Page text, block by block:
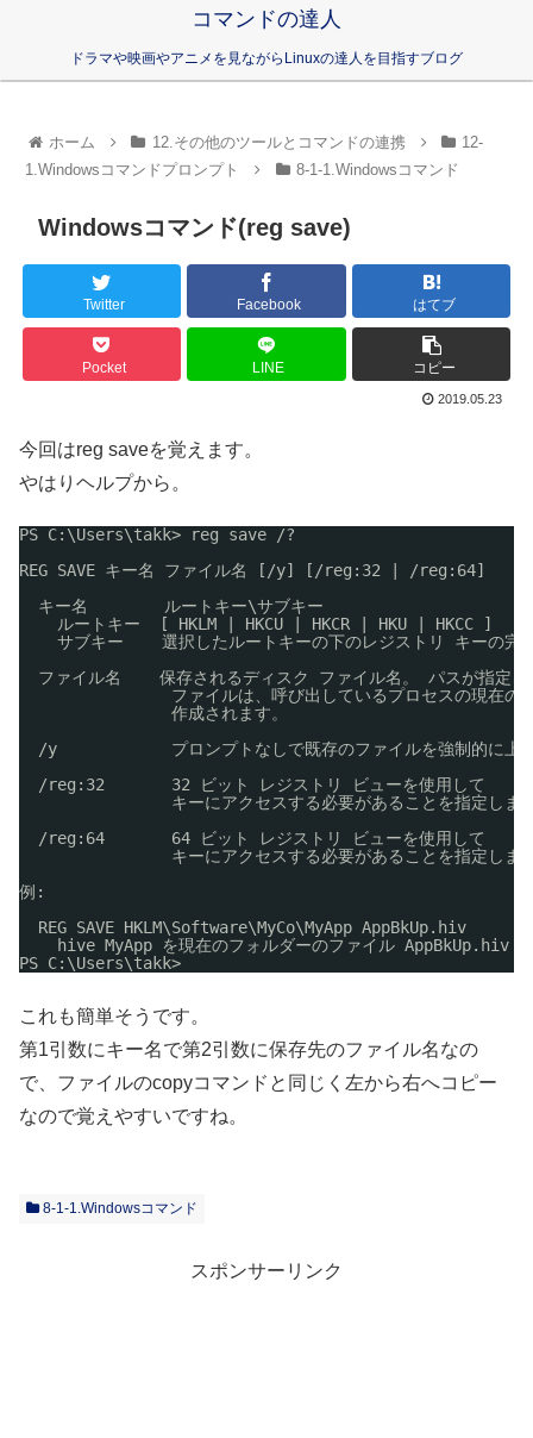
コマンドの達人
ドラマや映画やアニメを見ながらLinuxの達人を目指すブログ
ホーム 12.その他のツールとコマンドの連携
12-
1.Windowsコマンドプロンプト
8-1-1.Windowsコマンド
Windowsコマンド(reg save)
Twitter Facebook はてブ
Pocket LINE コピー
2019.05.23
今回はreg saveを覚えます。
やはりヘルプから。
PS C:\Users\takk> reg save /?
REG SAVE キー名 ファイル名 [ /y] [ /reg :32 | /reg :64]
キー名        ルートキー\サブキー
ルートキー  [ HKLM | HKCU | HKCR | HKU | HKCC ]
サブキー    選択したルートキーの下のレジストリ キーの完
ファイル名    保存されるディスク ファイル名。 パスが指定さ
ファイルは、呼び出しているプロセスの現在の
作成されます。
/y
プロンプトなしで既存のファイルを強制的に上
/reg :32       32 ビット レジストリ ビューを使用して
キーにアクセスする必要があることを指定しま
/reg :64       64 ビット レジストリ ビューを使用して
キーにアクセスする必要があることを指定しま
例:
REG SAVE HKLM\Software\MyCo\MyApp AppBkUp.hiv
hive MyApp を現在のフォルダーのファイル AppBkUp.hiv
PS C:\Users\takk>
これも簡単そうです。
第1引数にキー名で第2引数に保存先のファイル名なの
で、ファイルのcopyコマンドと同じく左から右へコピー
なので覚えやすいですね。
8-1-1.Windowsコマンド
スポンサーリンク